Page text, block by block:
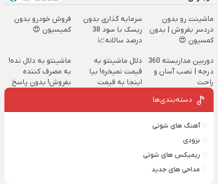
ماشینت رو بدون
دردسر بفروش | بدون
کمسیون 😍
سرمایه گذاری بدون
ریسک با سود 38
درصد سالانه📈
فروش خودرو بدون
کمیسیون 😍
دوربین مداربسته 360
درجه | نصب آسان و
راحت
دلال ماشینتو به
قیمت نمیخره! بیا
اینجا به قیمت
ماشینتو به دلال نده!
به مصرف کننده
بفروش! بدون پاسخ
دسته‌بندی‌ها
آهنگ های شوتی
بزودی
ریمیکس های شوتی
مداحی های جدید